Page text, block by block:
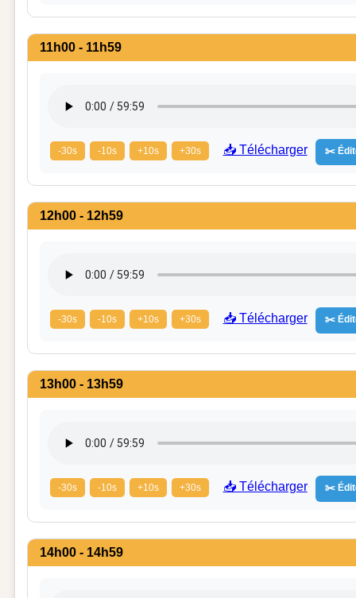
11h00 - 11h59
-30s -10s +10s +30s 📥 Télécharger ✂️
12h00 - 12h59
-30s -10s +10s +30s 📥 Télécharger ✂️
13h00 - 13h59
-30s -10s +10s +30s 📥 Télécharger ✂️
14h00 - 14h59